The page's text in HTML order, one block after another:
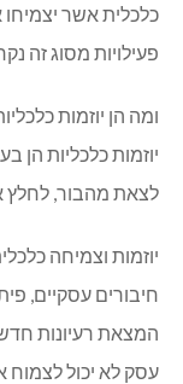
כלכלית אשר
פעילויות מסוג זה
ומה הן יוזמות
יוזמות כלכליות
לצאת מהבור, לחלץ
יוזמות וצמיחה
חיבורים עסקיים,
המצאת רעיונות
עסק לא יכול לצמוח